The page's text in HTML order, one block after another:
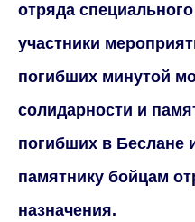
отряда
участники
погибших минутой
солидарности и
погибших в Беслане
памятнику бойцам
назначения.